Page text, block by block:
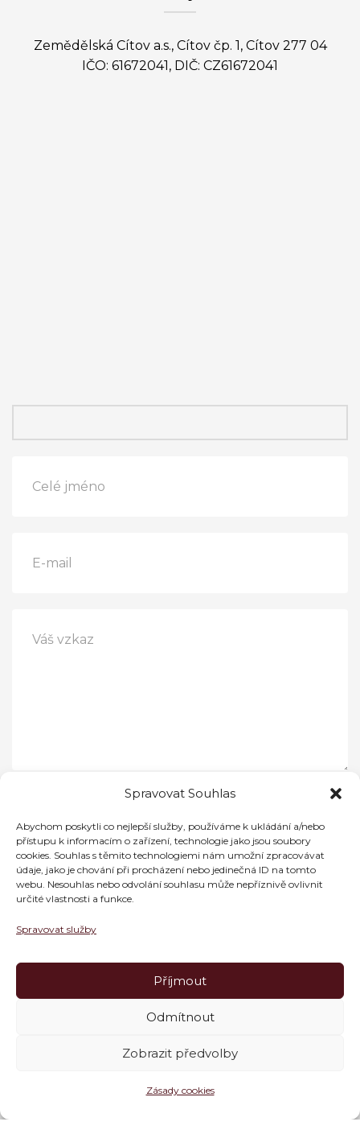
Spravovat Souhlas
Abychom poskytli co nejlepší služby, používáme k ukládání a/nebo
přístupu k informacím o zařízení, technologie jako jsou soubory
cookies. Souhlas s těmito technologiemi nám umožní zpracovávat
údaje, jako je chování při procházení nebo jedinečná ID na tomto
webu. Nesouhlas nebo odvolání souhlasu může nepříznivě ovlivnit
určité vlastnosti a funkce.
Spravovat služby
Příjmout
Odmítnout
Zobrazit předvolby
Zásady cookies
Zemědělská Cítov a.s., Cítov čp. 1, Cítov 277 04
IČO: 61672041, DIČ: CZ61672041